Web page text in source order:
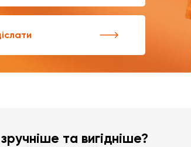
та вигідніше?